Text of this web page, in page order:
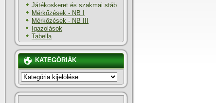
Játékoskeret és szakmai stáb
Mérkőzések - NB I
Mérkőzések - NB III
Igazolások
Tabella
KATEGÓRIÁK
KATEGÓRIÁK